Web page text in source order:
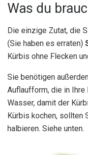
Was du
Die einzige Zutat, die
(Sie haben es erraten)
Kürbis ohne Flecken
Sie benötigen
Auflaufform, die in
Wasser, damit der
Kürbis kochen, sollten
halbieren. Siehe unten.